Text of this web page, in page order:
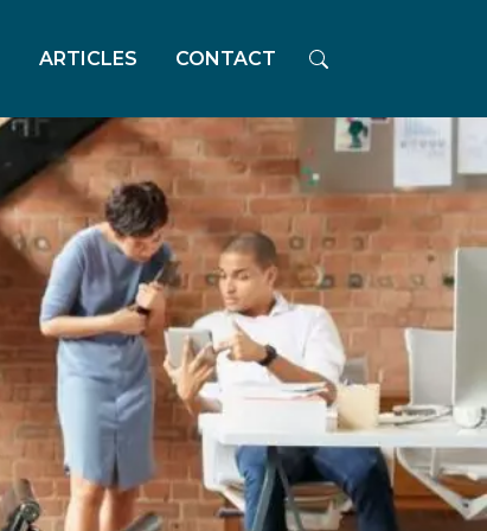
ARTICLES CONTACT